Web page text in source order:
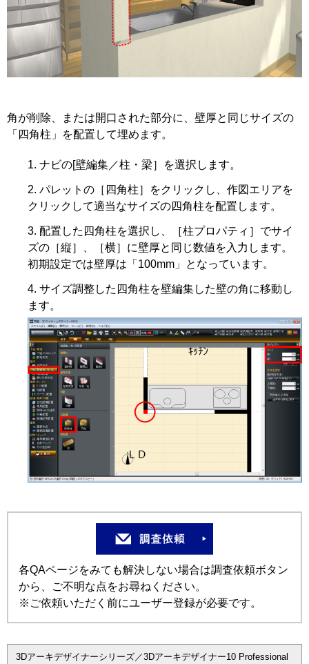
角が削除、または開口された部分に、壁厚と同じサイズの
「四角柱」を配置して埋めます。
ナビの[壁編集／柱・梁］を選択します。
パレットの［四角柱］をクリックし、作図エリアを
クリックして適当なサイズの四角柱を配置します。
配置した四角柱を選択し、［柱プロパティ］でサイ
ズの［縦］、［横］に壁厚と同じ数値を入力します。
初期設定では壁厚は「100mm」となっています。
サイズ調整した四角柱を壁編集した壁の角に移動し
ます。
各QAページをみても解決しない場合は調査依頼ボタン
から、ご不明な点をお尋ねください。
※ご依頼いただく前にユーザー登録が必要です。
3Dアーキデザイナーシリーズ／3Dアーキデザイナー10 Professional